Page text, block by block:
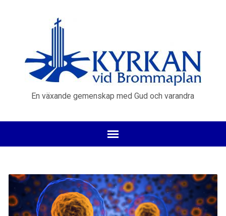
En växande gemenskap med Gud och varandra